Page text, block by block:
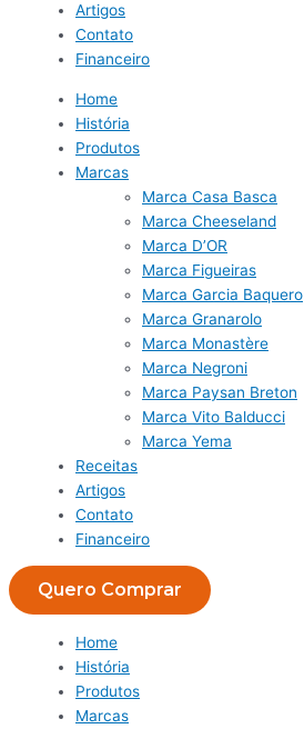
Artigos
Contato
Financeiro
Home
História
Produtos
Marcas
Marca Casa Basca
Marca Cheeseland
Marca D’OR
Marca Figueiras
Marca Garcia Baquero
Marca Granarolo
Marca Monastère
Marca Negroni
Marca Paysan Breton
Marca Vito Balducci
Marca Yema
Receitas
Artigos
Contato
Financeiro
Quero Comprar
Home
História
Produtos
Marcas